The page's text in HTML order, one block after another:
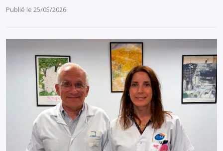
Publié le 25/05/2026